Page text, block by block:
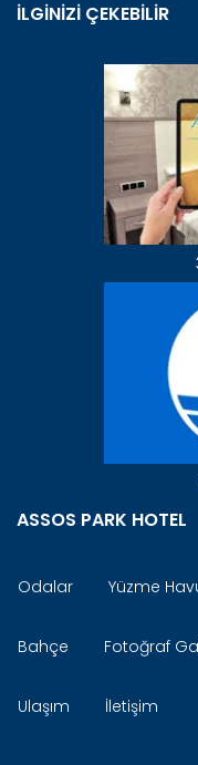
İLGİNİZİ ÇEKEBİLİR
ASSOS PARK HOTEL
Odalar Yüzme
Bahçe Fotoğraf
Ulaşım İletişim